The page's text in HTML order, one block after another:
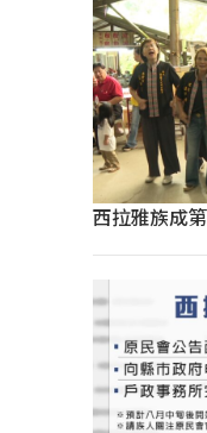
西拉雅族成